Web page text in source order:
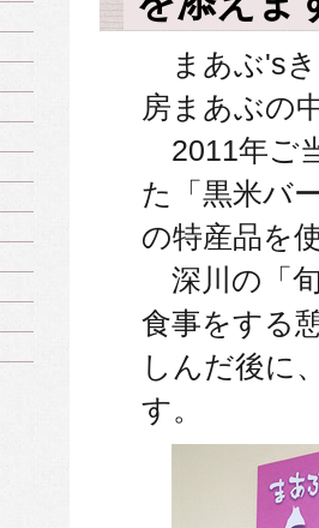
まあぶ'sき
房まあぶの
2011年ご
た「黒米バ
の特産品を
深川の「
食事をする
しんだ後に
す。